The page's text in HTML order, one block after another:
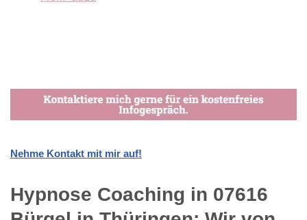
Nehme Kontakt mit mir auf!
Hypnose Coaching in 07616